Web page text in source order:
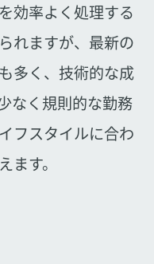
効率よく処理する
れますが、最新の
多く、技術的な成
なく規則的な勤務
フスタイルに合わ
す。